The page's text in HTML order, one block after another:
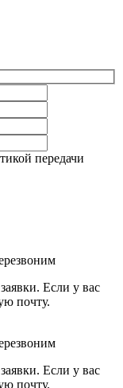
передачи
Если у вас
почту.
Если у вас
почту.